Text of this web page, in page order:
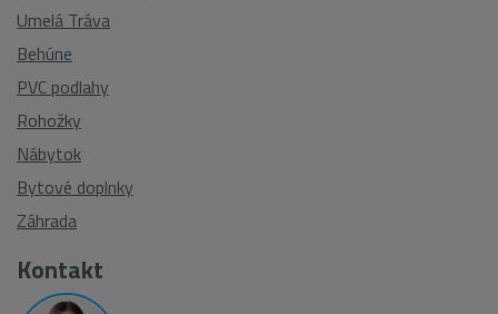
Umelá Tráva
Behúne
PVC podlahy
Rohožky
Nábytok
Bytové doplnky
Záhrada
Kontakt